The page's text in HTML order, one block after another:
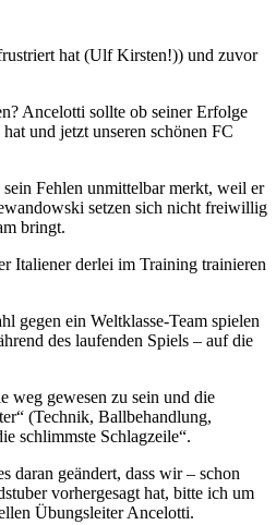
hat (Ulf Kirsten!)) und zuvor
Ancelotti sollte ob seiner Erfolge
und jetzt unseren schönen FC
Fehlen unmittelbar merkt, weil er
setzen sich nicht freiwillig
bringt.
Italiener derlei im Training trainieren
gegen ein Weltklasse-Team spielen
des laufenden Spiels – auf die
weg gewesen zu sein und die
(Technik, Ballbehandlung,
schlimmste Schlagzeile“.
geändert, dass wir – schon
vorhergesagt hat, bitte ich um
Übungsleiter Ancelotti.